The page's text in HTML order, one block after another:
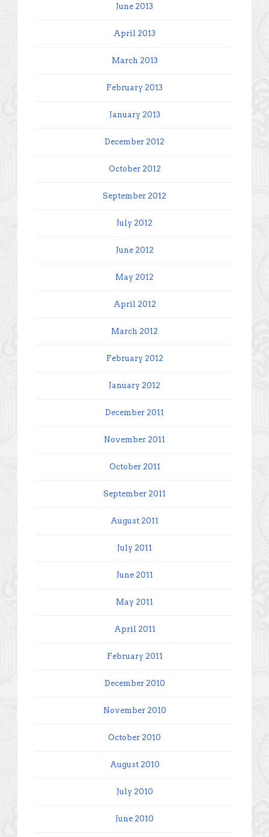
June 2013
April 2013
March 2013
February 2013
January 2013
December 2012
October 2012
September 2012
July 2012
June 2012
May 2012
April 2012
March 2012
February 2012
January 2012
December 2011
November 2011
October 2011
September 2011
August 2011
July 2011
June 2011
May 2011
April 2011
February 2011
December 2010
November 2010
October 2010
August 2010
July 2010
June 2010